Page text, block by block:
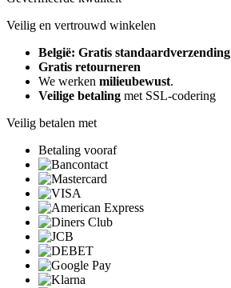
Veilig en vertrouwd winkelen
België: Gratis standaardverzending
Gratis retourneren
We werken milieubewust.
Veilige betaling met SSL-codering
Veilig betalen met
Betaling vooraf